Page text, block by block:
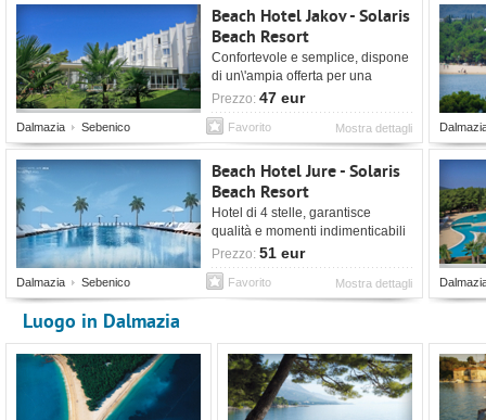
Beach Hotel Jakov - Solaris
Beach Resort
Confortevole e semplice, dispone
di un\'ampia offerta per una
vacanza all\'insegna del relax.
Prezzo: 47 eur
Dalmazia Sebenico Mostra dettagli
Favorito
Beach Hotel Jure - Solaris
Beach Resort
Hotel di 4 stelle, garantisce
qualità e momenti indimenticabili
per una vacanza piacevole.
Prezzo: 51 eur
Dalmazia Sebenico Mostra dettagli
Favorito
Luogo in Dalmazia